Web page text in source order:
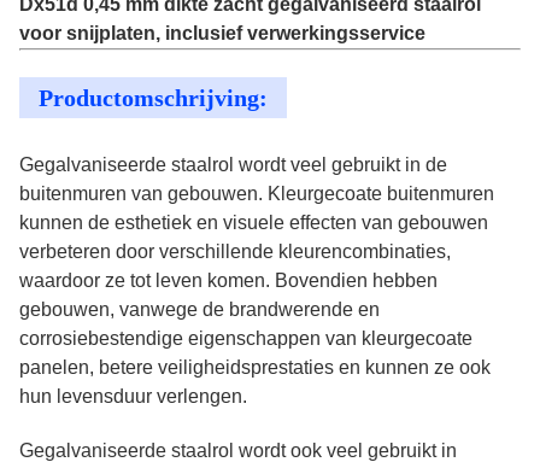
Dx51d 0,45 mm dikte zacht gegalvaniseerd staalrol
voor snijplaten, inclusief verwerkingsservice
Productomschrijving:
Gegalvaniseerde staalrol wordt veel gebruikt in de
buitenmuren van gebouwen. Kleurgecoate buitenmuren
kunnen de esthetiek en visuele effecten van gebouwen
verbeteren door verschillende kleurencombinaties,
waardoor ze tot leven komen. Bovendien hebben
gebouwen, vanwege de brandwerende en
corrosiebestendige eigenschappen van kleurgecoate
panelen, betere veiligheidsprestaties en kunnen ze ook
hun levensduur verlengen.
Gegalvaniseerde staalrol wordt ook veel gebruikt in